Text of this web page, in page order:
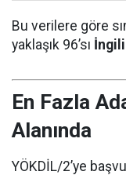
Bu verilere göre
yaklaşık 96’sı
En Fazla
Alanında
YÖKDİL/2’ye